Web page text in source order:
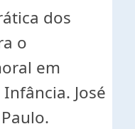
dos
o
em
José